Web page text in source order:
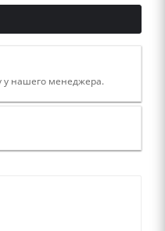
у нашего менеджера.